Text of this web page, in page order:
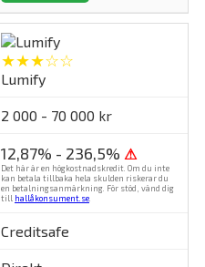
★★★☆☆
Lumify
2 000 - 70 000 kr
12,87% - 236,5% ⚠
Det här är en högkostnadskredit. Om du inte
kan betala tillbaka hela skulden riskerar du
en betalningsanmärkning. För stöd, vänd dig
till hallåkonsument.se
Creditsafe